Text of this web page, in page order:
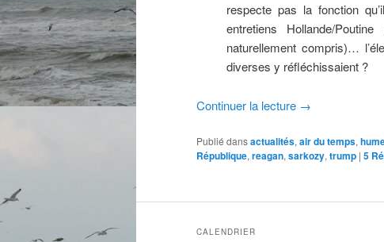
respecte pas la fonction
entretiens Hollande/
naturellement compris)…
diverses y réfléchissaient ?
Continuer la lecture →
Publié dansactualités, air du temps,
République, reagan, sarkozy, trump | 5
CALENDRIER